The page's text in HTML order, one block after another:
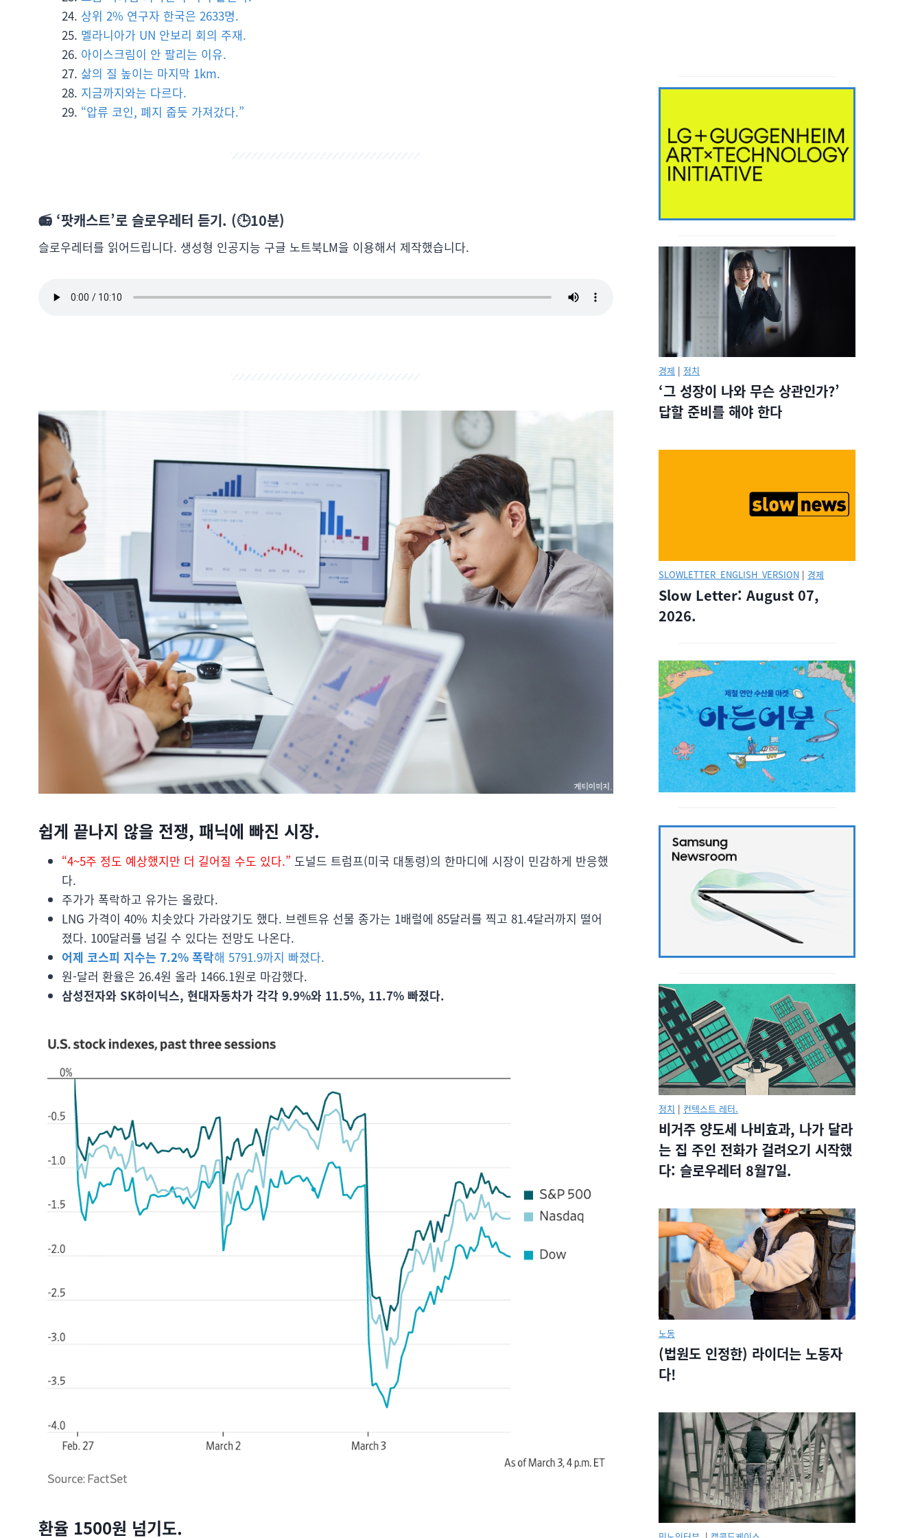
상위 2% 연구자 한국은 2633명.
멜라니아가 UN 안보리 회의 주재.
아이스크림이 안 팔리는 이유.
삶의 질 높이는 마지막 1km.
지금까지와는 다르다.
“압류 코인, 폐지 줍듯 가져갔다.”
📻 ‘팟캐스트’로 슬로우레터 듣기. (🕒10분)
슬로우레터를 읽어드립니다. 생성형 인공지능 구글 노트북LM을 이용해서 제작했습니다.
쉽게 끝나지 않을 전쟁, 패닉에 빠진 시장.
“4~5주 정도 예상했지만 더 길어질 수도 있다.” 도널드 트럼프(미국 대통령)의 한마디에 시장이 민감하게 반응했
다.
주가가 폭락하고 유가는 올랐다.
LNG 가격이 40% 치솟았다 가라앉기도 했다. 브렌트유 선물 종가는 1배럴에 85달러를 찍고 81.4달러까지 떨어
졌다. 100달러를 넘길 수 있다는 전망도 나온다.
어제 코스피 지수는 7.2% 폭락해 5791.9까지 빠졌다.
원-달러 환율은 26.4원 올라 1466.1원로 마감했다.
삼성전자와 SK하이닉스, 현대자동차가 각각 9.9%와 11.5%, 11.7% 빠졌다.
환율 1500원 넘기도.
경제 | 정치
‘그 성장이 나와 무슨 상관인가?’
답할 준비를 해야 한다
SLOWLETTER_ENGLISH_VERSION | 경제
Slow Letter: August 07,
2026.
정치 | 컨텍스트 레터.
비거주 양도세 나비효과, 나가 달라
는 집 주인 전화가 걸려오기 시작했
다: 슬로우레터 8월7일.
노동
(법원도 인정한) 라이더는 노동자
다!